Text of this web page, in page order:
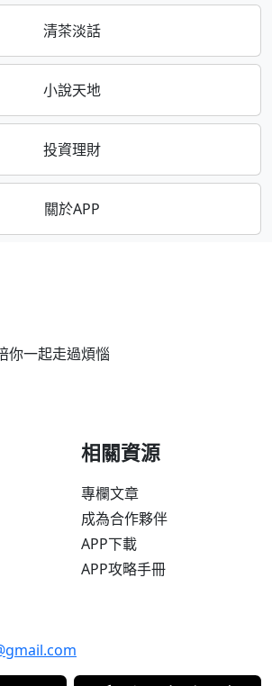
清茶淡話
小說天地
投資理財
關於APP
你一起走過煩惱
相關資源
專欄文章
成為合作夥伴
APP下載
APP攻略手冊